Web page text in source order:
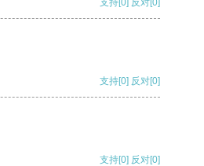
支持 [0] 反对 [0]
支持[0] 反对[0]
支持[0] 反对[0]